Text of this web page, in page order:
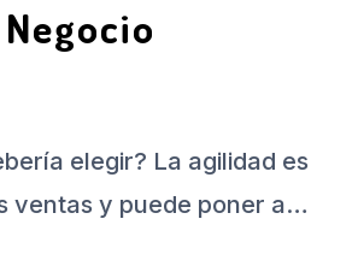
elegir? La agilidad es
ventas y puede poner a…